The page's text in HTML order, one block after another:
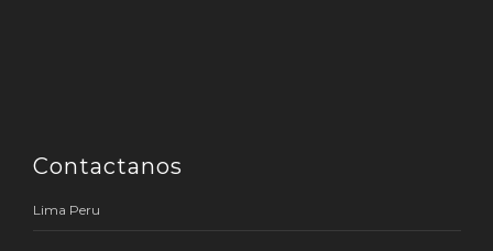
Contactanos
Lima Peru